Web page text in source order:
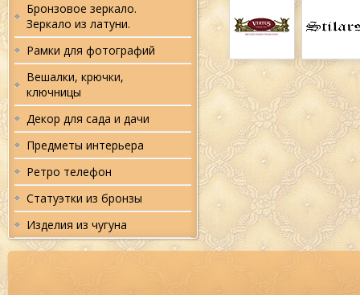
Бронзовое зеркало.
Зеркало из латуни.
Рамки для фотографий
Вешалки, крючки,
ключницы
Декор для сада и дачи
Предметы интерьера
Ретро телефон
Статуэтки из бронзы
Изделия из чугуна